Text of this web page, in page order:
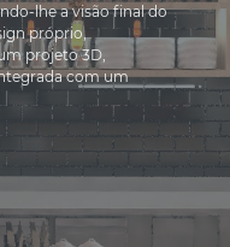
lhe a visão final do
próprio,
projeto 3D,
com um